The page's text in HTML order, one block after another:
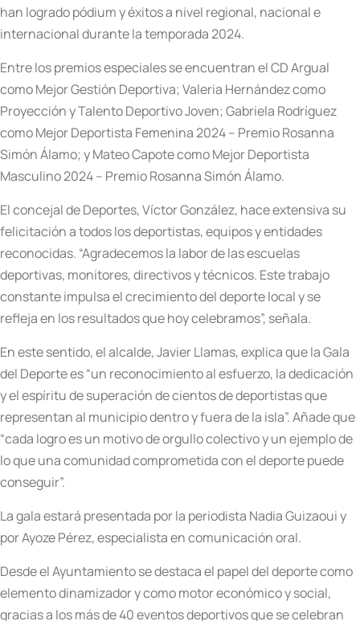
han logrado pódium y éxitos a nivel regional, nacional e
internacional durante la temporada 2024.
Entre los premios especiales se encuentran el CD Argual
como Mejor Gestión Deportiva; Valeria Hernández como
Proyección y Talento Deportivo Joven; Gabriela Rodríguez
como Mejor Deportista Femenina 2024 – Premio Rosanna
Simón Álamo; y Mateo Capote como Mejor Deportista
Masculino 2024 – Premio Rosanna Simón Álamo.
El concejal de Deportes, Víctor González, hace extensiva su
felicitación a todos los deportistas, equipos y entidades
reconocidas. “Agradecemos la labor de las escuelas
deportivas, monitores, directivos y técnicos. Este trabajo
constante impulsa el crecimiento del deporte local y se
refleja en los resultados que hoy celebramos”, señala.
En este sentido, el alcalde, Javier Llamas, explica que la Gala
del Deporte es “un reconocimiento al esfuerzo, la dedicación
y el espíritu de superación de cientos de deportistas que
representan al municipio dentro y fuera de la isla”. Añade que
“cada logro es un motivo de orgullo colectivo y un ejemplo de
lo que una comunidad comprometida con el deporte puede
conseguir”.
La gala estará presentada por la periodista Nadia Guizaoui y
por Ayoze Pérez, especialista en comunicación oral.
Desde el Ayuntamiento se destaca el papel del deporte como
elemento dinamizador y como motor económico y social,
gracias a los más de 40 eventos deportivos que se celebran